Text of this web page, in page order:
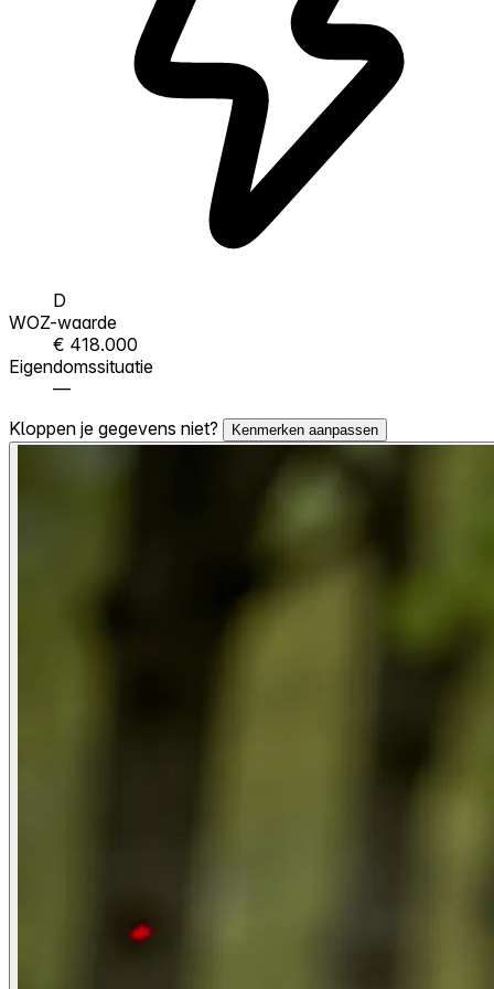
D
WOZ-waarde
€ 418.000
Eigendomssituatie
—
Kloppen je gegevens niet?
Kenmerken aanpassen